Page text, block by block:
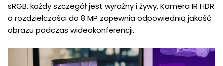
sRGB, każdy szczegół jest wyraźny i żywy. Kamera IR HDR
o rozdzielczości do 8 MP zapewnia odpowiednią jakość
obrazu podczas wideokonferencji.